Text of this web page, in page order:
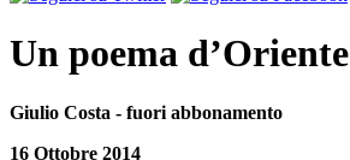
Un poema d’Oriente
Giulio Costa - fuori abbonamento
16 Ottobre 2014